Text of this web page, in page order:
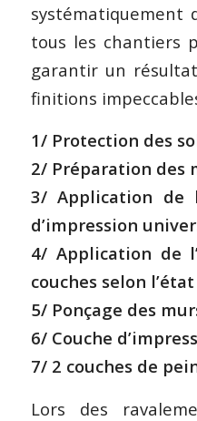
systématiquement
tous les chantiers
garantir un
finitions
1/ Protection des
2/ Préparation des
3/ Application de
d’impression
4/ Application de
couches selon
5/ Ponçage des
6/ Couche
7/ 2 couches de
Lors des